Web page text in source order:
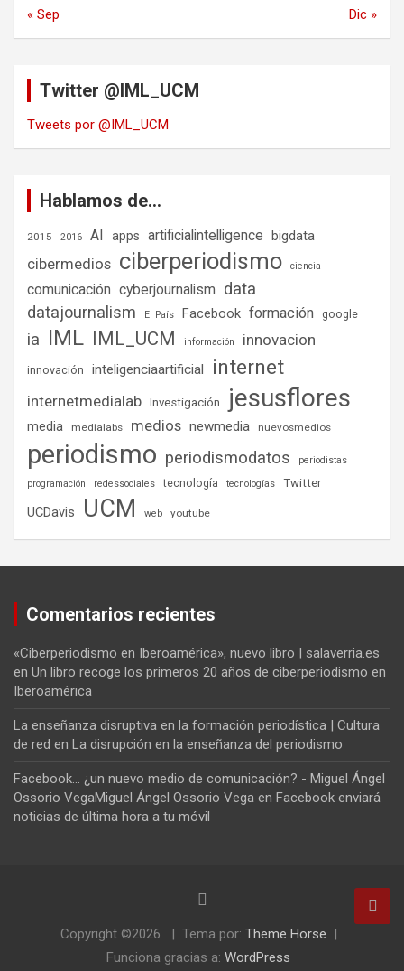
« Sep Dic »
Twitter @IML_UCM
Tweets por @IML_UCM
Hablamos de…
2015 2016 AI apps artificialintelligence bigdata
cibermedios ciberperiodismo ciencia
comunicación cyberjournalism data
datajournalism El País Facebook formación google
ia IML IML_UCM información innovacion
innovación inteligenciaartificial internet
internetmedialab Investigación jesusflores
media medialabs medios newmedia nuevosmedios
periodismo periodismodatos
periodistas
programación
redessociales tecnología tecnologías Twitter
UCDavis UCM web youtube
Comentarios recientes
«Ciberperiodismo en Iberoamérica», nuevo libro | salaverria.es
en Un libro recoge los primeros 20 años de ciberperiodismo en
Iberoamérica
La enseñanza disruptiva en la formación periodística | Cultura
de red en La disrupción en la enseñanza del periodismo
Facebook... ¿un nuevo medio de comunicación? - Miguel Ángel
Ossorio VegaMiguel Ángel Ossorio Vega en Facebook enviará
noticias de última hora a tu móvil
Copyright ©2026 Tema por: Theme Horse
Funciona gracias a: WordPress